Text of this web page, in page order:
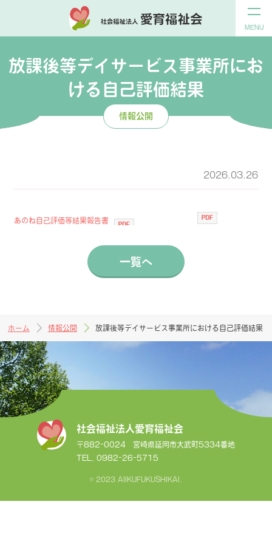
MENU
放課後等デイサービス事業所にお
ける自己評価結果
情報公開
2026.03.26
あのね自己評価等結果報告書
一覧へ
ホーム 情報公開 放課後等デイサービス事業所における自己評価結果
社会福祉法人愛育福祉会
〒882-0024 宮崎県延岡市大武町5334番地
TEL. 0982-26-5715
© 2023 AIIKUFUKUSHIKAI.